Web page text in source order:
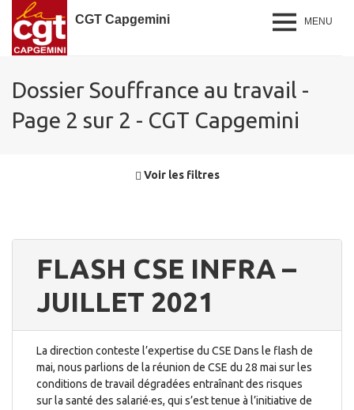
CGT Capgemini MENU
Dossier Souffrance au travail -
Page 2 sur 2 - CGT Capgemini
Voir les filtres
FLASH CSE INFRA –
JUILLET 2021
La direction conteste l’expertise du CSE Dans le flash de
mai, nous parlions de la réunion de CSE du 28 mai sur les
conditions de travail dégradées entraînant des risques
sur la santé des salarié·es, qui s’est tenue à l’initiative de